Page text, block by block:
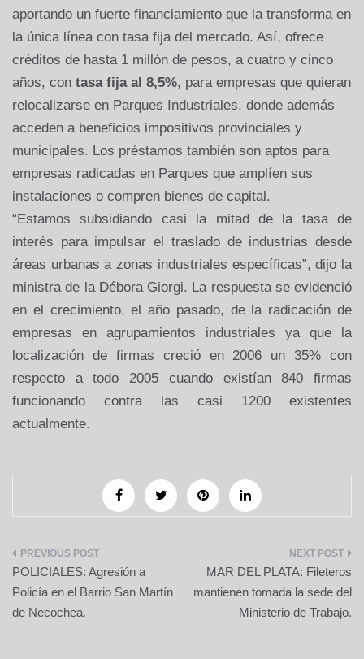
aportando un fuerte financiamiento que la transforma en
la única línea con tasa fija del mercado. Así, ofrece
créditos de hasta 1 millón de pesos, a cuatro y cinco
años, con tasa fija al 8,5%, para empresas que quieran
relocalizarse en Parques Industriales, donde además
acceden a beneficios impositivos provinciales y
municipales. Los préstamos también son aptos para
empresas radicadas en Parques que amplíen sus
instalaciones o compren bienes de capital.
“Estamos subsidiando casi la mitad de la tasa de
interés para impulsar el traslado de industrias desde
áreas urbanas a zonas industriales específicas”, dijo la
ministra de la Débora Giorgi. La respuesta se evidenció
en el crecimiento, el año pasado, de la radicación de
empresas en agrupamientos industriales ya que la
localización de firmas creció en 2006 un 35% con
respecto a todo 2005 cuando existían 840 firmas
funcionando contra las casi 1200 existentes
actualmente.
Navegación
de
entradas
POLICIALES: Agresión a
Policía en el Barrio San Martín
de Necochea.
MAR DEL PLATA: Fileteros
mantienen tomada la sede del
Ministerio de Trabajo.